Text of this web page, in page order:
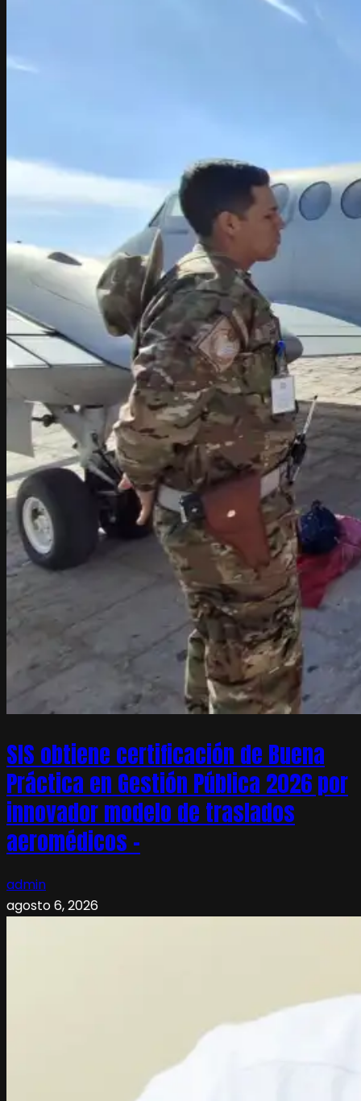
SIS obtiene certificación de Buena
Práctica en Gestión Pública 2026 por
innovador modelo de traslados
aeromédicos –
admin
agosto 6, 2026